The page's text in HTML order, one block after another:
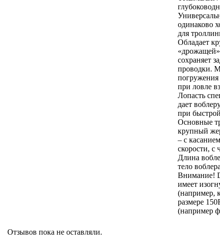
одинаково
для
Обладает
сохраняет
проводки.
при ловле
Лопасть
дает
при
Основные
крупный
– с
скорости, с
Длина
тело
Внимание!
имеет
(например,
размере
(например
Отзывов пока не оставляли.